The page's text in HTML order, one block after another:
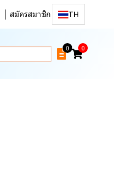
สมัครสมาชิก TH
0 0